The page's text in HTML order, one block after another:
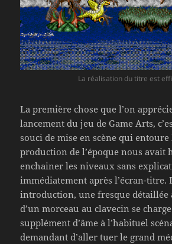
La réalisation du titre est
La première chose que l’on
lancement du jeu de Game Arts,
souci de mise en scène qui
production de l’époque nous avait
enchainer les niveaux sans
immédiatement après l’écran-titre.
introduction, une fresque détaillée
d’un morceau au clavecin se
supplément d’âme à l’habituel
demandant d’aller tuer le grand